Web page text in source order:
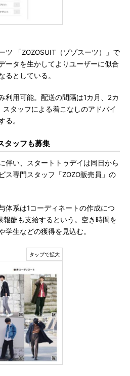
「ZOZOSUIT（ゾゾスーツ）」で
ータを生かしてよりユーザーに似合
るとしている。
用可能。配送の間隔は1カ月、2カ
タッフによる着こなしのアドバイ
る。
タッフも募集
伴い、スタートトゥデイは同日から
ス専門スタッフ「ZOZO販売員」の
系は1コーディネートの作成につ
報酬も支給するという。空き時間を
学生などの獲得を見込む。